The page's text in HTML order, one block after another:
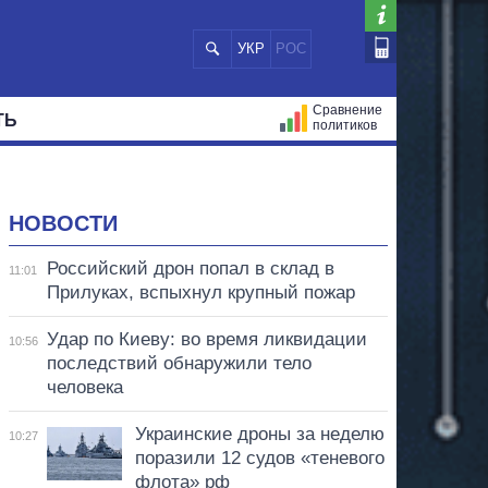
УКР РОС
Сравнение
политиков
НОВОСТИ
11:01
Российский дрон попал в склад в
Прилуках, вспыхнул крупный пожар
10:56
Удар по Киеву: во время ликвидации
последствий обнаружили тело
человека
10:27
Украинские дроны за неделю
поразили 12 судов «теневого
флота» рф